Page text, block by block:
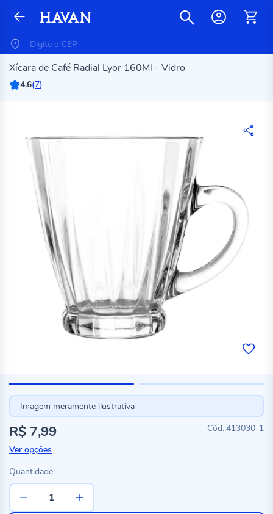
Xícara de Café Radial Lyor 160Ml - Vidro
4.6(7)
Imagem meramente ilustrativa
413030-1
R$ 7,99
Ver opções
Quantidade